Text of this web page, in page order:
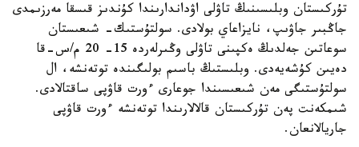
تۇركىستان وبلىسىنىڭ تاۋلى اۋداندارىندا كۇندىز قىسقا مەرزىمدى
جاڭبىر جاۋىپ، نايزاعاي بولادى. سولتۇستىك- شىعىستان
سوعاتىن جەلدىڭ ەكپىنى تاۋلى وڭىرلەردە 15- 20 م/س-قا
دەيىن كۇشەيەدى. وبلىستىڭ باسىم بولىگىندە توتەنشە، ال
سولتۇستىگى مەن شىعىسىندا جوعارى ءورت قاۋپى ساقتالادى.
شىمكەنت پەن تۇركىستان قالالارىندا توتەنشە ءورت قاۋپى
جاريالانعان.